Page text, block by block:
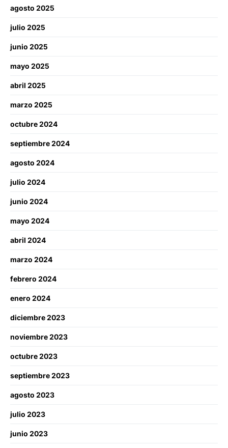
agosto 2025
julio 2025
junio 2025
mayo 2025
abril 2025
marzo 2025
octubre 2024
septiembre 2024
agosto 2024
julio 2024
junio 2024
mayo 2024
abril 2024
marzo 2024
febrero 2024
enero 2024
diciembre 2023
noviembre 2023
octubre 2023
septiembre 2023
agosto 2023
julio 2023
junio 2023